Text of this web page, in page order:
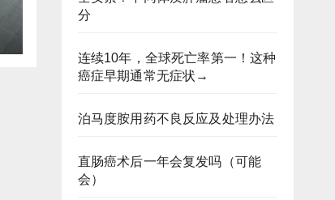
分
连续10年，全球死亡率第一！这种
癌症早期通常无症状→
泊马度胺用药不良反应及处理办法
直肠癌术后一年会复发吗（可能
会）